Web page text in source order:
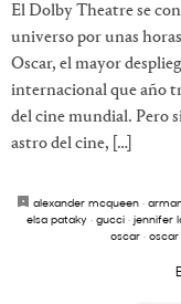
El Dolby Theatre se
universo por unas
Oscar, el mayor
internacional que año
del cine mundial. Pero
astro del cine, […]
alexander mcqueen·
elsa pataky· gucci· jennifer
oscar ·